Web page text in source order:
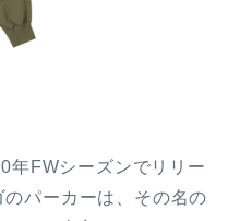
年FWシーズンでリリー
パーカーは、その名の